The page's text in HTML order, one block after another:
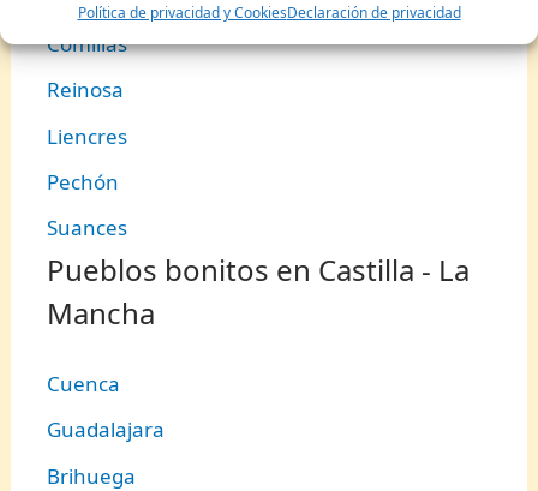
Política de privacidad y CookiesDeclaración de privacidad
Comillas
Reinosa
Liencres
Pechón
Suances
Pueblos bonitos en Castilla - La
Mancha
Cuenca
Guadalajara
Brihuega